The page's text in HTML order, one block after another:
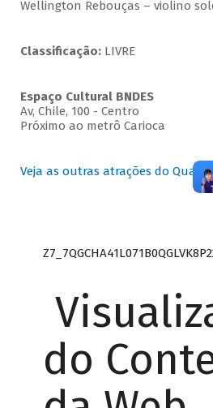
Wellington Rebouças – violino
Classificação:LIVRE
Espaço Cultural BNDES
Av, Chile, 100 - Centro
Próximo ao metrô Carioca
Veja as outras atrações do
do